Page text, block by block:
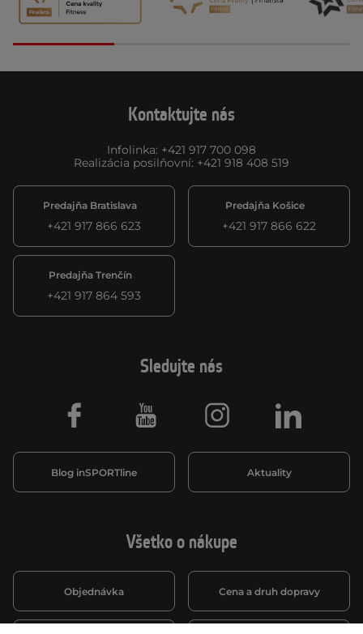
Kontaktujte nás
Infolinka: +421 917 700 098
Realizácia posilňovní: +421 918 408 519
Predajňa Bratislava
+421 917 866 623
Predajňa Košice
+421 917 866 622
Predajňa Trenčín
+421 917 864 593
Všetko o nákupe
Objednávka Cena a druh dopravy
Sledujte nás
Blog inSPORTline Aktuality
Facebook Youtube Instagram LinkedIn